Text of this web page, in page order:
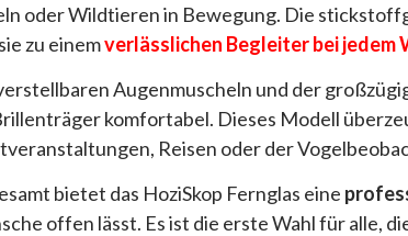
oder Wildtieren in Bewegung. Die
zu einemverlässlichen Begleiter bei jedem
Augenmuscheln und der
komfortabel. Dieses Modell
Reisen oder der
bietet das HoziSkop Fernglas eine
offen lässt. Es ist die erste Wahl für alle,